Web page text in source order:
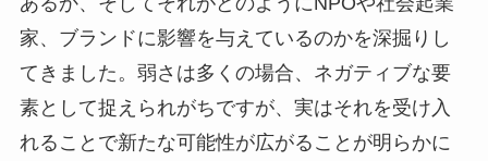
家、ブランドに影響を与えているのかを深掘りし
てきました。弱さは多くの場合、ネガティブな要
素として捉えられがちですが、実はそれを受け入
れることで新たな可能性が広がることが明らかに